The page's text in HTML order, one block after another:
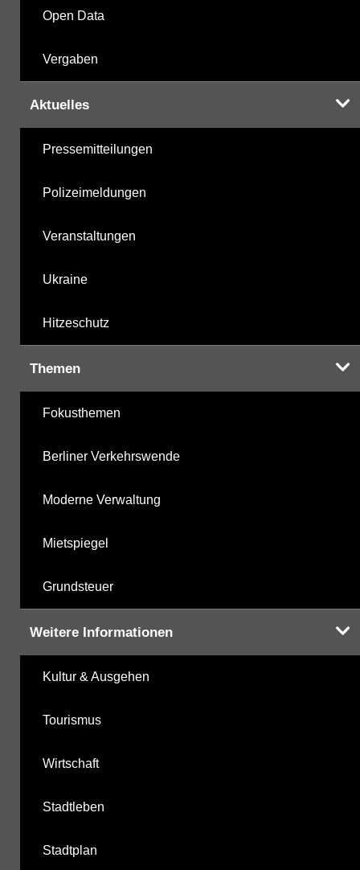
Open Data
Vergaben
Aktuelles
Pressemitteilungen
Polizeimeldungen
Veranstaltungen
Ukraine
Hitzeschutz
Themen
Fokusthemen
Berliner Verkehrswende
Moderne Verwaltung
Mietspiegel
Grundsteuer
Weitere Informationen
Kultur & Ausgehen
Tourismus
Wirtschaft
Stadtleben
Stadtplan